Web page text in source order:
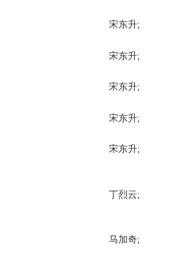
宋东升;
宋东升;
宋东升;
宋东升;
宋东升;
丁烈云;
马加奇;